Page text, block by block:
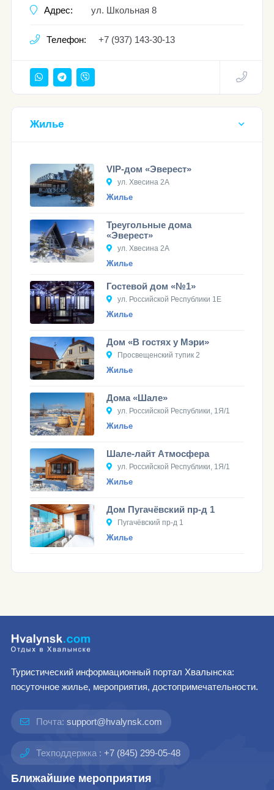
Адрес: ул. Школьная 8
Телефон: +7 (937) 143-30-13
Жилье
VIP-дом «Эверест»
ул. Хвесина 2А
Жилье
Треугольные дома
«Эверест»
ул. Хвесина 2А
Жилье
Гостевой дом «№1»
ул. Российской Республики 1Е
Жилье
Дом «В гостях у Мэри»
Просвещенский тупик 2
Жилье
Дома «Шале»
ул. Российской Республики, 1Я/1
Жилье
Шале-лайт Атмосфера
ул. Российской Республики, 1Я/1
Жилье
Дом Пугачёвский пр-д 1
Пугачёвский пр-д 1
Жилье
Туристический информационный портал Хвалынска:
посуточное жилье, мероприятия, достопримечательности.
Почта: support@hvalynsk.com
Техподдержка : +7 (845) 299-05-48
Ближайшие мероприятия